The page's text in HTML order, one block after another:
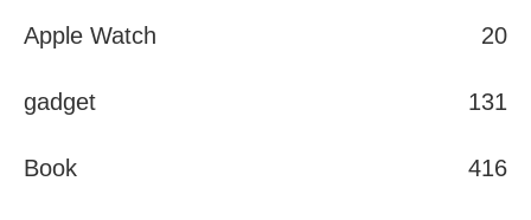
Apple Watch 20
gadget 131
Book 416